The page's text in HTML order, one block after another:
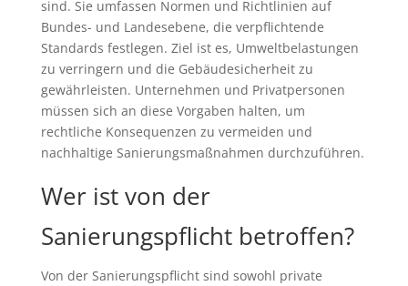
sind. Sie umfassen Normen und Richtlinien auf
Bundes- und Landesebene, die verpflichtende
Standards festlegen. Ziel ist es, Umweltbelastungen
zu verringern und die Gebäudesicherheit zu
gewährleisten. Unternehmen und Privatpersonen
müssen sich an diese Vorgaben halten, um
rechtliche Konsequenzen zu vermeiden und
nachhaltige Sanierungsmaßnahmen durchzuführen.
Wer ist von der
Sanierungspflicht betroffen?
Von der Sanierungspflicht sind sowohl private